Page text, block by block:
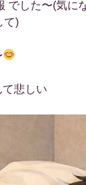
でした〜(気に
て)
悲しい